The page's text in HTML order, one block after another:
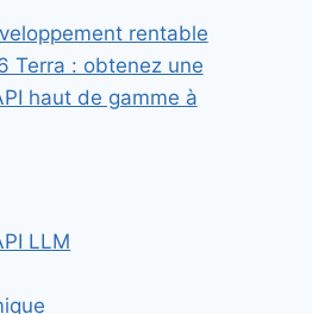
rentable
Terra : obtenez une
haut de gamme à
LLM